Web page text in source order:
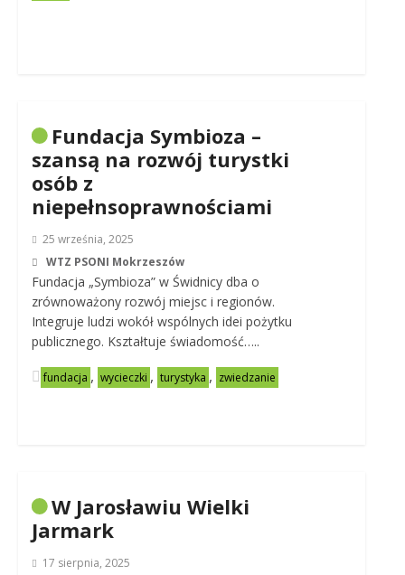
Fundacja Symbioza –
szansą na rozwój turystki
osób z
niepełnsoprawnościami
25 września, 2025
WTZ PSONI Mokrzeszów
Fundacja „Symbioza” w Świdnicy dba o
zrównoważony rozwój miejsc i regionów.
Integruje ludzi wokół wspólnych idei pożytku
publicznego. Kształtuje świadomość…..
fundacja , wycieczki , turystyka , zwiedzanie
W Jarosławiu Wielki
Jarmark
17 sierpnia, 2025